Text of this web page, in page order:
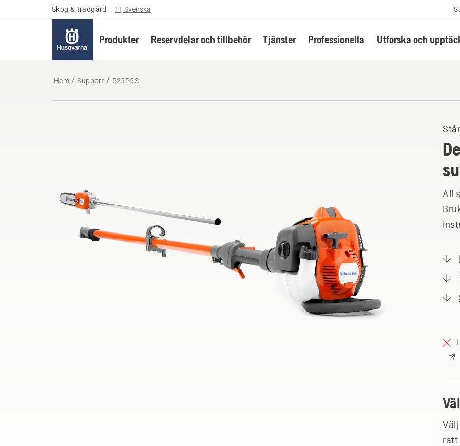
Skog & trädgård – FI, Svenska
Produkter Reservdelar och tillbehör Tjänster Professionella Utforska och
Hem Support 525P5S
All
rätt